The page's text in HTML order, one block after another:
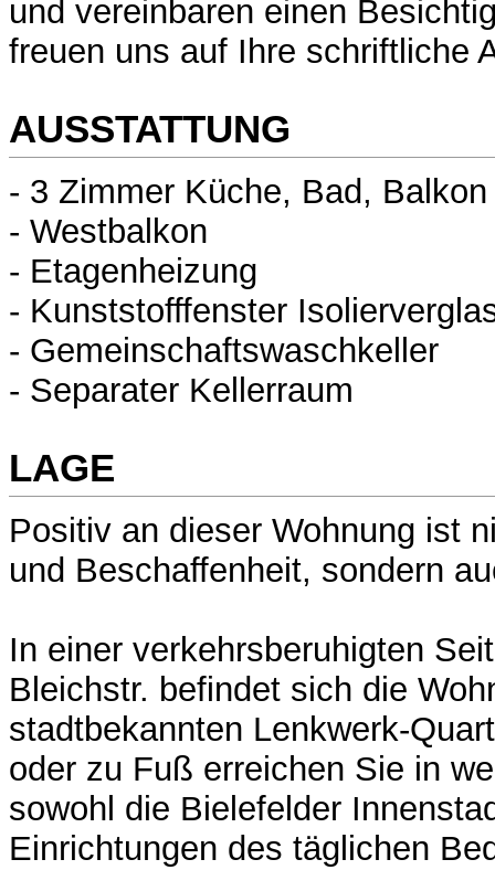
und vereinbaren einen
freuen uns auf Ihre schriftliche
AUSSTATTUNG
- 3 Zimmer Küche, Bad, Balkon
- Westbalkon
- Etagenheizung
- Kunststofffenster
- Gemeinschaftswaschkeller
- Separater Kellerraum
LAGE
Positiv an dieser Wohnung ist
und Beschaffenheit, sondern
In einer verkehrsberuhigten
Bleichstr. befindet sich die
stadtbekannten Lenkwerk-
oder zu Fuß erreichen Sie in
sowohl die Bielefelder
Einrichtungen des täglichen